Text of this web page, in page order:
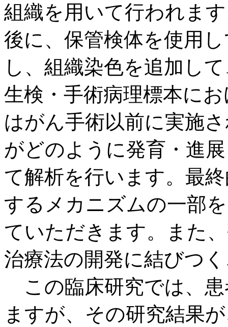
組織を用いて行われま
後に、保管検体を使用
し、組織染色を追加し
生検・手術病理標本に
はがん手術以前に実施
がどのように発育・進
て解析を行います。最
するメカニズムの一部
ていただきます。また
治療法の開発に結びつ
この臨床研究では、
ますが、その研究結果